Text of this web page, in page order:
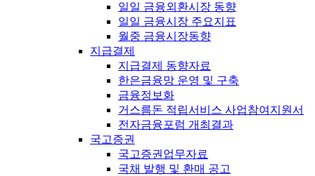
일일 금융외환시장 동향
일일 금융시장 주요지표
월중 금융시장동향
지급결제
지급결제 동향자료
한은금융망 운영 및 구축
금융정보화
거스름돈 적립서비스 사업참여지원서
전자금융포럼 개최결과
국고증권
국고증권업무자료
국채 발행 및 환매 공고